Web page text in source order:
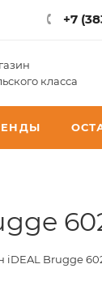
+7
класса
iDEAL Brugge